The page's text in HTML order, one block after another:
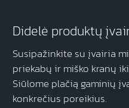
Didelė produktų
Susipažinkite su įvairia
priekabų ir miško kranų
Siūlome plačią gaminių
konkrečius poreikius.